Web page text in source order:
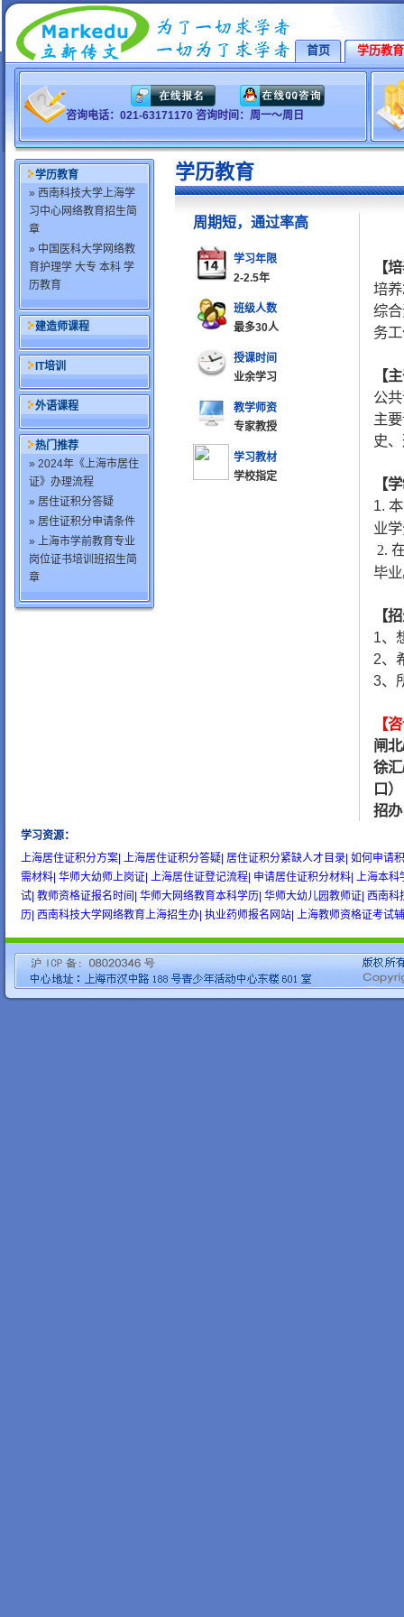
首页 学历教育
咨询电话：021-63171170 咨询时间：周一～周日
学历教育
» 西南科技大学上海学
习中心网络教育招生简
章
» 中国医科大学网络教
育护理学 大专 本科 学
历教育
建造师课程
IT培训
外语课程
热门推荐
» 2024年《上海市居住
证》办理流程
» 居住证积分答疑
» 居住证积分申请条件
» 上海市学前教育专业
岗位证书培训班招生简
章
学历教育
周期短，通过率高
学习年限
2-2.5年
班级人数
最多30人
授课时间
业余学习
教学师资
专家教授
学习教材
学校指定
【
培
综
务
【
公
主
史
【
1.
业
2.
毕
【
1、
2、
3、
【
闸
徐
口）
招
学习资源：
上海居住证积分方案| 上海居住证积分答疑| 居住证积分紧缺人才目录| 如何申请
需材料| 华师大幼师上岗证| 上海居住证登记流程| 申请居住证积分材料| 上海本科
试| 教师资格证报名时间| 华师大网络教育本科学历| 华师大幼儿园教师证| 西南科
历| 西南科技大学网络教育上海招生办| 执业药师报名网站| 上海教师资格证考试